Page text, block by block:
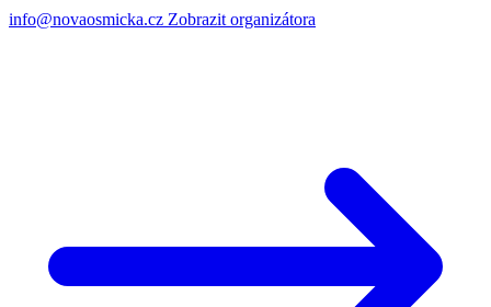
info@novaosmicka.cz Zobrazit organizátora